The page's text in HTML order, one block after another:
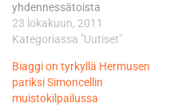
yhdennessätoista
kaarteessa. Ns. lowsiden
jälkeen Simoncellin pyörä sai
kaarsi takaisin radalle.
Takaa tulleet Colin Edwards
ja Valentino Rossi eivät
23 lokakuun, 2011
Kategoriassa "Uutiset"
Biaggi on tyrkyllä Hermusen
pariksi Simoncellin
muistokilpailussa